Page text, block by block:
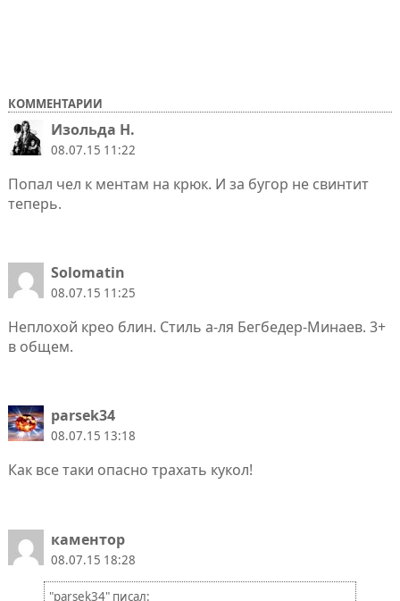
КОММЕНТАРИИ
Изольда Н.
08.07.15 11:22
Попал чел к ментам на крюк. И за бугор не свинтит
теперь.
Solomatin
08.07.15 11:25
Неплохой крео блин. Стиль а-ля Бегбедер-Минаев. 3+
в общем.
parsek34
08.07.15 13:18
Как все таки опасно трахать кукол!
каментор
08.07.15 18:28
"parsek34" писал: